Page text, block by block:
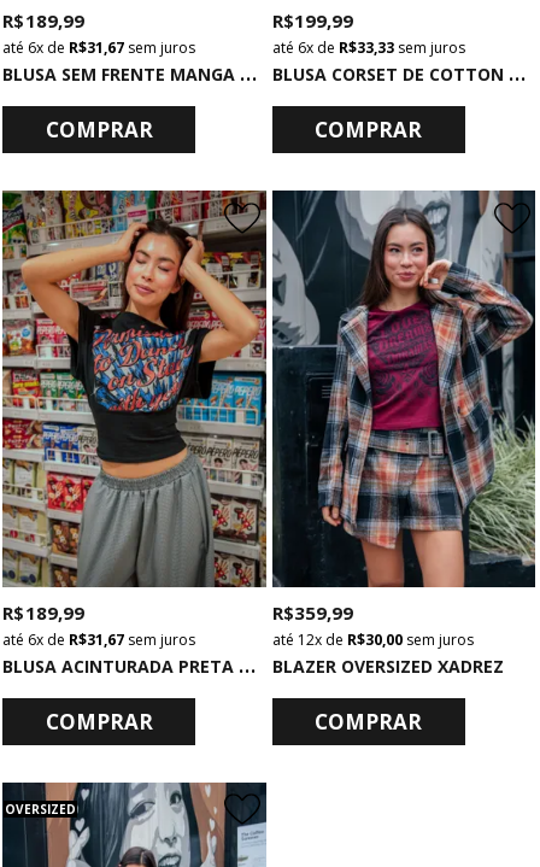
B
LUSA SEM FRENTE MANGA LONGA PRETA K-POP
R$ 189,99
6x de R$ 31,67 sem juros
COMPRAR
B
LUSA CORSET DE COTTON PRETA K-POP
R$ 199,99
6xde R$ 33,33sem juros
COMPRAR
B
LUSA ACINTURADA PRETA PERMISSION
R$ 189,99
6x de R$ 31,67 sem juros
COMPRAR
BLAZER OVERSIZED XADREZ
R$ 359,99
12xde R$ 30,00sem juros
COMPRAR
OVERSIZED